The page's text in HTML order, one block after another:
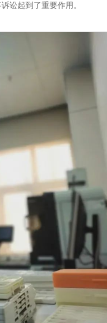
讼起到了重要作用。